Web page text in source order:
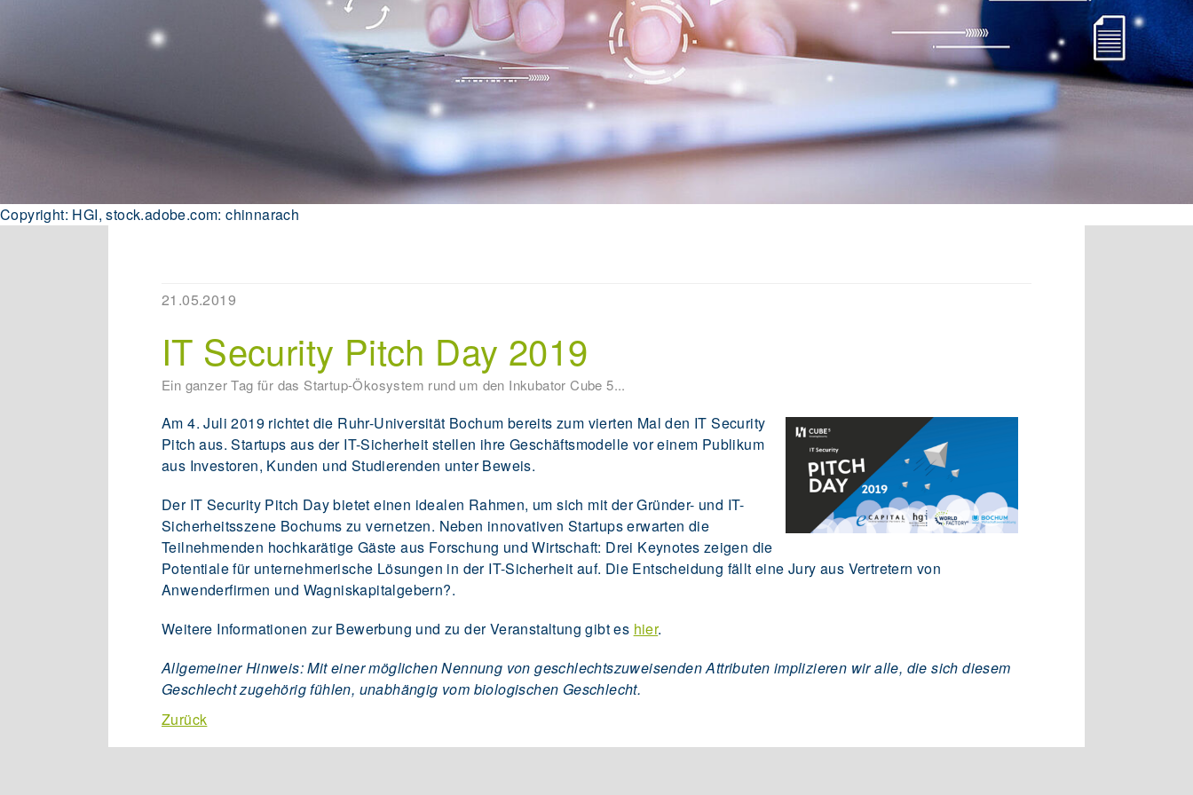
Copyright: HGI, stock.adobe.com: chinnarach
21.05.2019
IT Security Pitch Day 2019
Ein ganzer Tag für das Startup-Ökosystem rund um den Inkubator Cube 5...
Am 4. Juli 2019 richtet die Ruhr-Universität Bochum bereits zum vierten Mal den IT Security
Pitch aus. Startups aus der IT-Sicherheit stellen ihre Geschäftsmodelle vor einem Publikum
aus Investoren, Kunden und Studierenden unter Beweis.
Der IT Security Pitch Day bietet einen idealen Rahmen, um sich mit der Gründer- und IT-
Sicherheitsszene Bochums zu vernetzen. Neben innovativen Startups erwarten die
Teilnehmenden hochkarätige Gäste aus Forschung und Wirtschaft: Drei Keynotes zeigen die
Potentiale für unternehmerische Lösungen in der IT-Sicherheit auf. Die Entscheidung fällt eine Jury aus Vertretern von
Anwenderfirmen und Wagniskapitalgebern?.
Weitere Informationen zur Bewerbung und zu der Veranstaltung gibt es hier.
Allgemeiner Hinweis: Mit einer möglichen Nennung von geschlechtszuweisenden Attributen implizieren wir alle, die sich diesem
Geschlecht zugehörig fühlen, unabhängig vom biologischen Geschlecht.
Zurück